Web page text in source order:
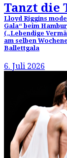
Tanzt die
Lloyd Riggins
Gala“ beim
(„Lebendige
am selben
Ballettgala
6. Juli 2026